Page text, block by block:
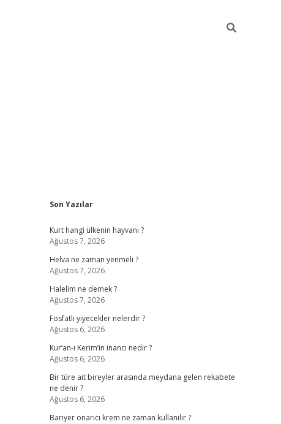
Sidebar
Son Yazılar
Kurt hangi ülkenin hayvanı ?
Ağustos 7, 2026
Helva ne zaman yenmeli ?
Ağustos 7, 2026
Halelim ne demek ?
Ağustos 7, 2026
Fosfatlı yiyecekler nelerdir ?
Ağustos 6, 2026
Kur’an-ı Kerim’in inancı nedir ?
Ağustos 6, 2026
Bir türe ait bireyler arasında meydana gelen rekabete
ne denir ?
Ağustos 6, 2026
Bariyer onarıcı krem ne zaman kullanılır ?